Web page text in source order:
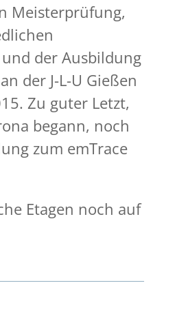
Meisterprüfung,
der Ausbildung
der J-L-U Gießen
Zu guter Letzt,
begann, noch
zum emTrace
Etagen noch auf